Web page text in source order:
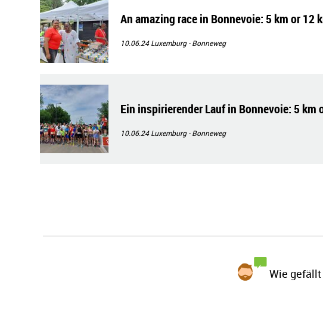
An amazing race in Bonnevoie: 5 km or 12
10.06.24Luxemburg - Bonneweg
Ein inspirierender Lauf in Bonnevoie: 5 km
10.06.24Luxemburg - Bonneweg
Wie